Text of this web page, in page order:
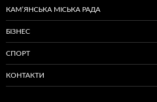
КАМ’ЯНСЬКА МІСЬКА РАДА
БІЗНЕС
СПОРТ
КОНТАКТИ